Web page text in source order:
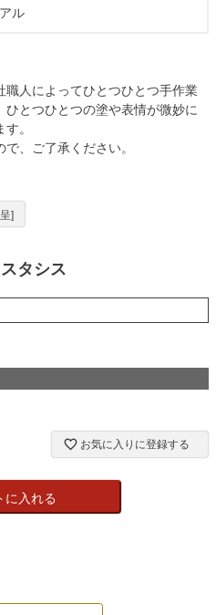
ル
職人によってひとつひとつ手作業
とつひとつの塗や表情が微妙に
。
、ご了承ください。
]
タシス
お気に入りに登録する
に入れる